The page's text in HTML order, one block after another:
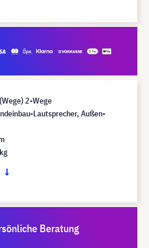
2-Wege
Lautsprecher, Außen-
Beratung